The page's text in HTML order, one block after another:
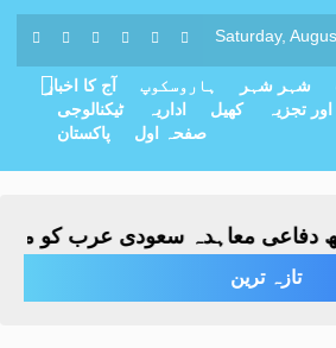
Saturday,
آج کا اخبار ہاروسکوپ شہر شہر
ٹیکنالوجی
اداریہ کھیل تجزیہ
پاکستان
صفحہ اول
معاہدہ سعودی عرب کو مکمل
تازہ ترین